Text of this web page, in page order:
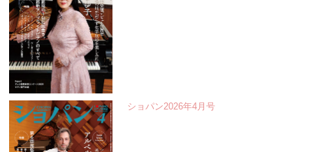
ショパン2026年4月号